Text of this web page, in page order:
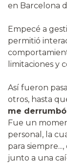
en Barcelona
Empecé a
permitió
limitaciones y
Así fueron
otros, hasta
me
Fue un
personal, la
para
junto a una